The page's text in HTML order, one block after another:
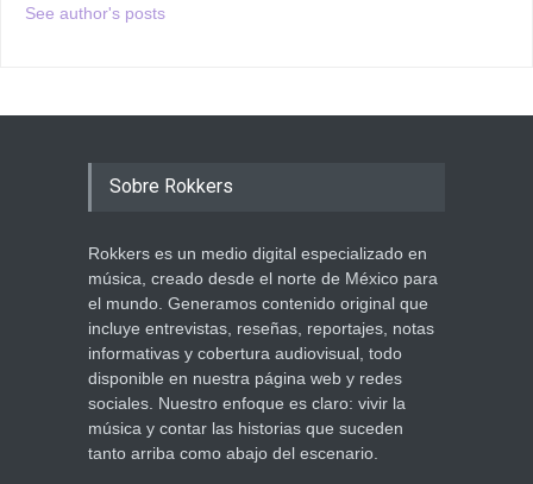
See author's posts
Sobre Rokkers
Rokkers es un medio digital especializado en
música, creado desde el norte de México para
el mundo. Generamos contenido original que
incluye entrevistas, reseñas, reportajes, notas
informativas y cobertura audiovisual, todo
disponible en nuestra página web y redes
sociales. Nuestro enfoque es claro: vivir la
música y contar las historias que suceden
tanto arriba como abajo del escenario.